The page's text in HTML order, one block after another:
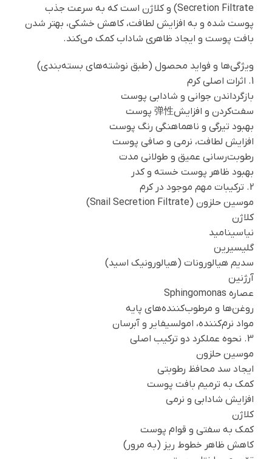
Secretion Filtrate) و کلاژن است که به سرعت جذب
پوست شده و به افزایش لطافت، کاهش خشکی، بهتر شدن
بافت پوست و ایجاد ظاهری شاداب کمک می‌کند.
ویژگی‌ها و فواید محصول (طبق نوشته‌های بسته‌بندی)
1. اثرات اصلی کرم
بازگرداندن جوانی و شادابی پوست
سفت‌کردن و افزایش弹性 پوست
بهبود تیرگی و ناهماهنگی رنگ پوست
افزایش لطافت، نرمی و صافی پوست
رطوبت‌رسانی عمیق و طولانی‌ مدت
بهبود ظاهر پوست خسته و کدر
2. ترکیبات مهم موجود در کرم
موسین حلزون (Snail Secretion Filtrate)
کلاژن
نیاسینامید
گلیسیرین
سدیم هیالورونات (هیالورونیک اسید)
آرژنین
عصاره Sphingomonas
روغن‌ها و مرطوب‌کننده‌های پایه
مواد نرم‌کننده، امولسیفایر و آبرسان
3. نحوه عملکرد دو ترکیب اصلی
موسین حلزون
ایجاد سد محافظ رطوبتی
کمک به ترمیم بافت پوست
افزایش شادابی و نرمی
کلاژن
کمک به سفتی و قوام پوست
کاهش ظاهر خطوط ریز (به مرور)